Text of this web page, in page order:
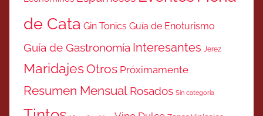
de Cata Gin Tonics Guía de Enoturismo
Guía de Gastronomía Interesantes Jerez
MaridajesOtros Próximamente
Resumen Mensual Rosados Sin categoría